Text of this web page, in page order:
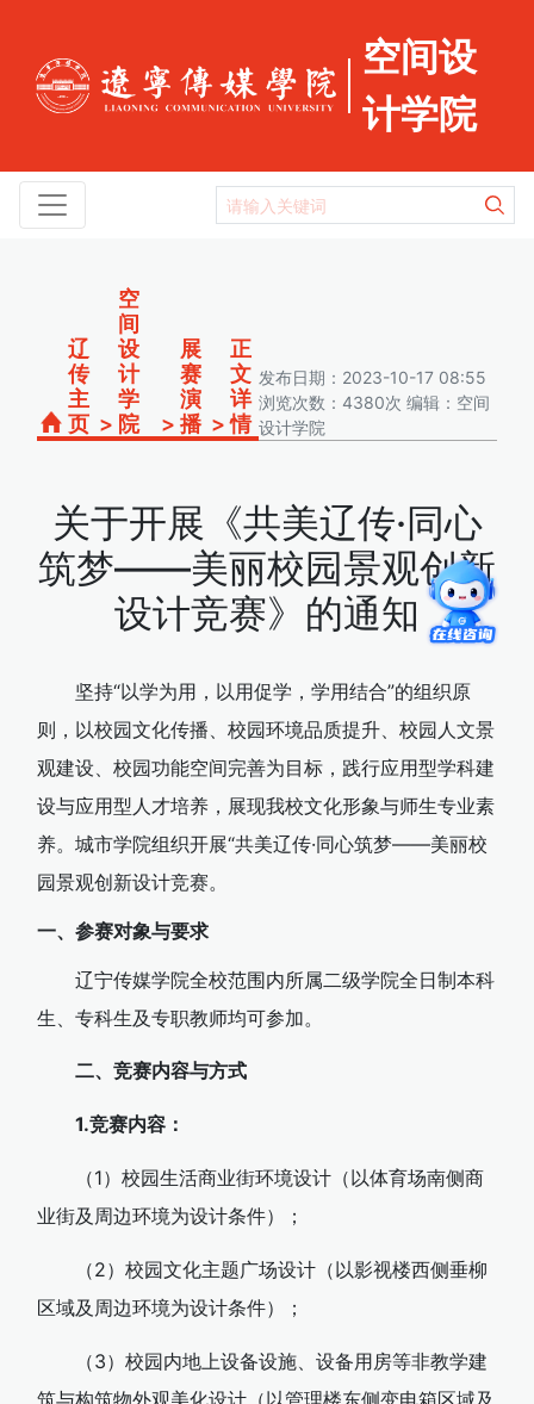
空间设
计学院
辽
传
主
页 >
空
间
设
计
学
院
>
展
赛
演
播 >
正
文
详
情
发布日期：2023-10-17 08:55
浏览次数：4380次 编辑：空间
设计学院
关于开展《共美辽传·同心
筑梦——美丽校园景观创新
设计竞赛》的通知
坚持“以学为用，以用促学，学用结合”的组织原
则，以校园文化传播、校园环境品质提升、校园人文景
观建设、校园功能空间完善为目标，践行应用型学科建
设与应用型人才培养，展现我校文化形象与师生专业素
养。城市学院组织开展“共美辽传·同心筑梦——美丽校
园景观创新设计竞赛。
一、参赛对象与要求
辽宁传媒学院全校范围内所属二级学院全日制本科
生、专科生及专职教师均可参加。
二、竞赛内容与方式
1.竞赛内容：
（1）校园生活商业街环境设计（以体育场南侧商
业街及周边环境为设计条件）；
（2）校园文化主题广场设计（以影视楼西侧垂柳
区域及周边环境为设计条件）；
（3）校园内地上设备设施、设备用房等非教学建
筑与构筑物外观美化设计（以管理楼东侧变电箱区域及